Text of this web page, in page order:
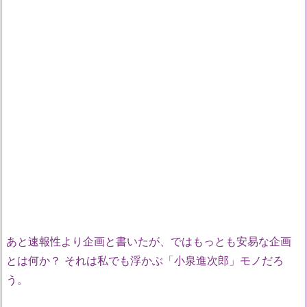
あと速報性より企画と書いたが、ではもっとも安易な企画
とは何か？ それは私でも浮かぶ「小泉進次郎」モノだろ
う。